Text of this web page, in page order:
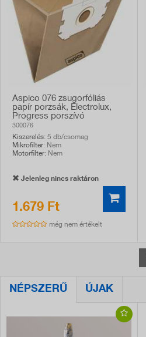
Aspico 076 zsugorfóliás
papír porzsák, Electrolux,
Progress porszívó
kompatibilis, 5db
300076
Kiszerelés: 5 db/csomag
Mikrofilter: Nem
Motorfilter: Nem
Jelenleg nincs raktáron
1.679 Ft
még nem értékelt
NÉPSZERŰ ÚJAK